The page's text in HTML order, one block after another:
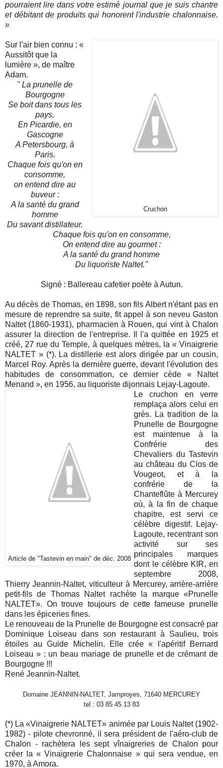
pourraient lire dans votre estimé journal que je suis chantre
et débitant de produits qui honorent l'industrie chalonnaise.
»
Cruchon
Sur l'air bien connu : «
Aussitôt que la
lumière », de maître
Adam.
" La prunelle de
Bourgogne
Se boit dans tous les
pays,
En Picardie, en
Gascogne
A Petersbourg, à
Paris.
Chaque fois qu'on en
consomme,
on entend dire au
buveur :
A la santé du grand
homme
Du savant distillateur.
Chaque fois qu'on en consomme,
On entend dire au gourmet :
A la santé du grand homme
Du liquoriste Naltet."
Signé : Ballereau cafetier poète à Autun.
Au décès de Thomas, en 1898, son fils Albert n'étant pas en
mesure de reprendre sa suite, fit appel à son neveu Gaston
Naltet (1860-1931), pharmacien à Rouen, qui vint à Chalon
assurer la direction de l'entreprise. Il l'a quittée en 1925 et
créé, 27 rue du Temple, à quelques mètres, la « Vinaigrerie
NALTET » (*). La distillerie est alors dirigée par un cousin,
Marcel Roy. Après la dernière guerre, devant l'évolution des
habitudes de consommation, ce dernier cède « Naltet
Menand », en 1956, au liquoriste dijonnais Lejay-Lagoute.
Article de "Tastevin en main" de déc. 2008
Le cruchon en verre
remplaça alors celui en
grès. La tradition de la
Prunelle de Bourgogne
est maintenue à la
Confrérie des
Chevaliers du Tastevin
au château du Clos de
Vougeot, et à la
confrérie de la
Chanteflûte à Mercurey
où, à la fin de chaque
chapitre, est servi ce
célèbre digestif. Lejay-
Lagoute, recentrant son
activité sur ses
principales marques
dont le célèbre KIR, en
septembre 2008,
Thierry Jeannin-Naltet, viticulteur à Mercurey, arrière-arrière
petit-fils de Thomas Naltet rachète la marque «Prunelle
NALTET». On trouve toujours de cette fameuse prunelle
dans les épiceries fines.
Le renouveau de la Prunelle de Bourgogne est consacré par
Dominique Loiseau dans son restaurant à Saulieu, trois
étoiles au Guide Michelin. Elle crée « l'apéritif Bernard
Loiseau » : un beau mariage de prunelle et de crémant de
Bourgogne !!!
René Jeannin-Naltet.
Domaine JEANNIN-NALTET, Jamproyes, 71640 MERCUREY
tel : 03 85 45 13 83
(*) La «Vinaigrerie NALTET» animée par Louis Naltet (1902-
1982) - pilote chevronné, il sera président de l'aéro-club de
Chalon - rachètera les sept vînaigreries de Chalon pour
créer la « Vinaigrerie Chalonnaise » qui sera vendue, en
1970, à Amora.